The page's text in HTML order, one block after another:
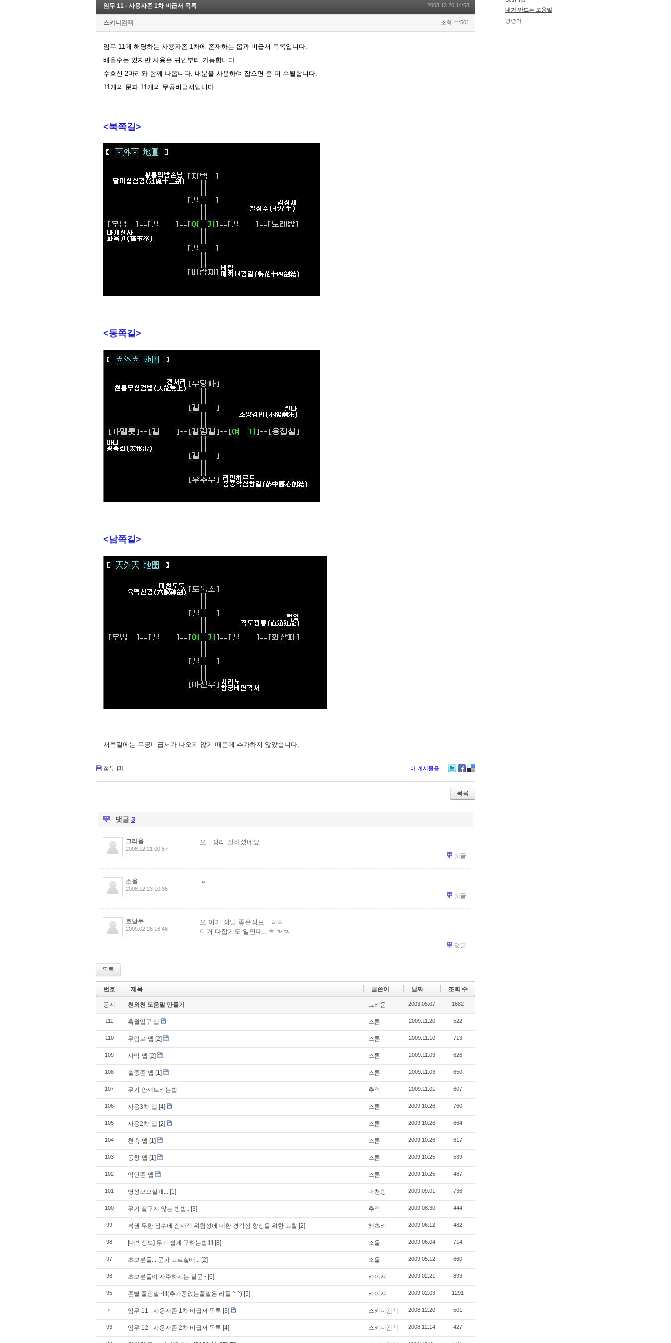
임무 11 - 사용자존 1차 비급서 목록 2008.12.20 14:58
스키니검객 조회 수:501
임무 11에 해당하는 사용자존 1차에 존재하는 몹과 비급서 목록입니다.
배울수는 있지만 사용은 귀인부터 가능합니다.
수호신 2마리와 함께 나옵니다. 내분을 사용하여 잡으면 좀 더 수월합니다.
11개의 문파 11개의 무공비급서입니다.
<북쪽길>
<동쪽길>
<남쪽길>
서쪽길에는 무공비급서가 나오지 않기 때문에 추가하지 않았습니다.
첨부 [3] 이 게시물을
bo
ok
ou
s
목록
댓글 3
그리움
2008.12.21 00:57
오.. 정리 잘하셨네요.
댓글
소울
2008.12.23 10:35
ㄳ
댓글
호날두
2009.02.26 16:46
오 이거 정말 좋은정보.. ㅎㅎ
이거 다잡기도 일인데.. ㅎ ㄳㄳ
댓글
목록
번호 제목 글쓴이 날짜 조회 수
공지 천외천 도움말 만들기 그리움 2003.05.07 1682
111 흑월입구 맵 스톰 2009.11.20 522
110 무림로-맵 [2] 스톰 2009.11.10 713
109 사막-맵 [2] 스톰 2009.11.03 626
108 술중존-맵 [1] 스톰 2009.11.03 650
107 무기 안깨트리는법 추억 2009.11.01 607
106 사용3차-맵 [4] 스톰 2009.10.26 760
105 사용2차-맵 [2] 스톰 2009.10.26 664
104 천축-맵 [1] 스톰 2009.10.26 617
103 동창-맵 [1] 스톰 2009.10.25 539
102 악인존-맵 스톰 2009.10.25 487
101 명성모으실때... [1] 마천랑 2009.09.01 736
100 무기 떨구지 않는 방법.. [3] 추억 2009.08.30 444
99 복권 무한 잠수에 잠재적 위험성에 대한 경각심 향상을 위한 고찰 [2] 헤츠리 2009.06.12 482
98 [대박정보] 무기 쉽게 구하는법!!!! [8] 소울 2009.06.04 714
97 초보분들....문파 고르실때... [2] 소울 2009.05.12 660
96 초보분들이 자주하시는 질문~ [6] 카이져 2009.02.21 893
95 존별 줄임말~!!!(추가중없는줄말은 리플 ^-^) [5] 카이져 2009.02.03 1291
» 임무 11 - 사용자존 1차 비급서 목록 [3] 스키니검객 2008.12.20 501
93 임무 12 - 사용자존 2차 비급서 목록 [4] 스키니검객 2008.12.14 427
내가 만드는 도움말
명령어